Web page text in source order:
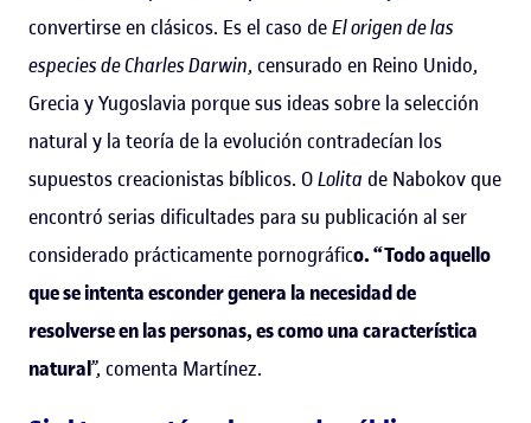
convertirse en clásicos. Es el caso deEl origen de las
especies de Charles Darwin, censurado en Reino Unido,
Grecia y Yugoslavia porque sus ideas sobre la selección
natural y la teoría de la evolución contradecían los
supuestos creacionistas bíblicos. OLolita de Nabokov que
encontró serias dificultades para su publicación al ser
considerado prácticamente pornográfico. “Todo aquello
que se intenta esconder genera la necesidad de
resolverse en las personas, es como una característica
natural”, comenta Martínez.